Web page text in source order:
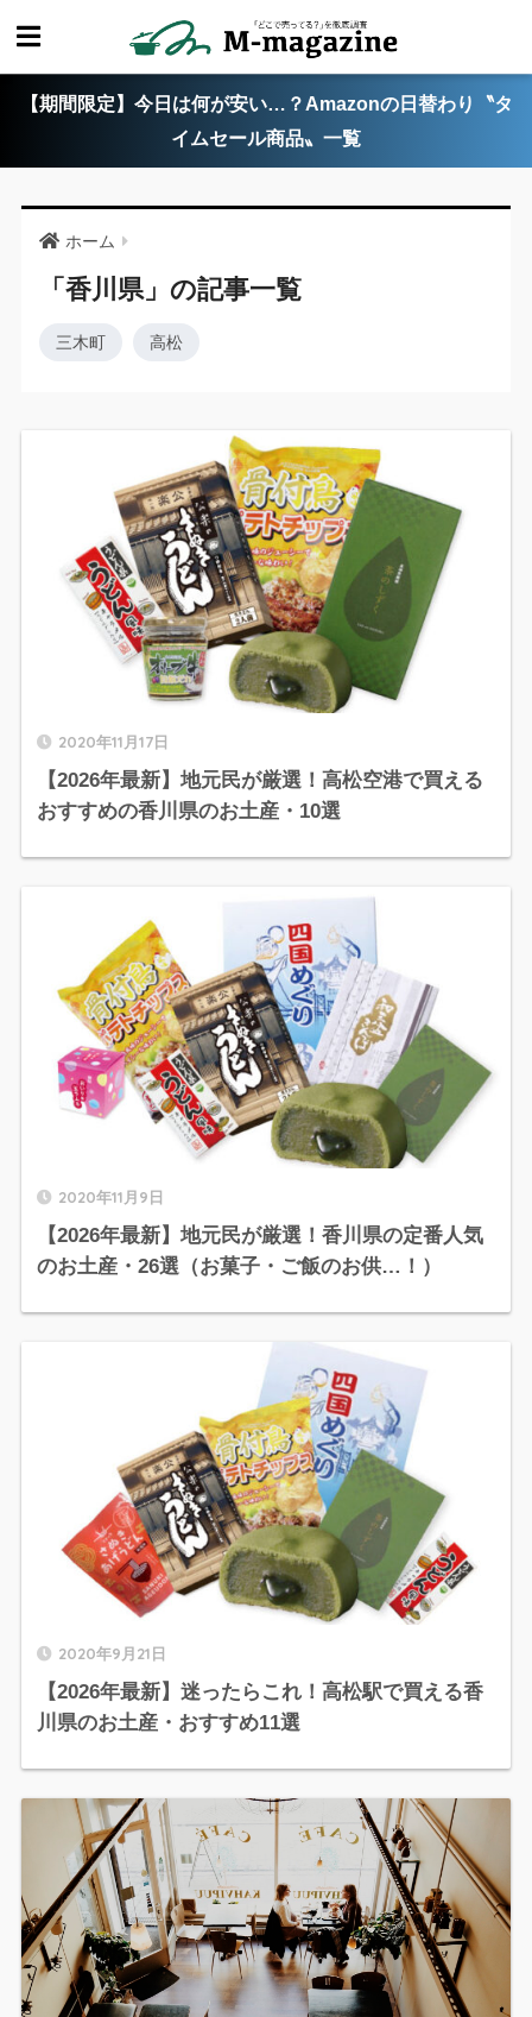
【期間限定】今日は何が安い…？Amazonの日替わり〝タ
イムセール商品〟一覧
ホーム
「香川県」の記事一覧
三木町 高松
2020年11月17日
【2026年最新】地元民が厳選！高松空港で買える
おすすめの香川県のお土産・10選
2020年11月9日
【2026年最新】地元民が厳選！香川県の定番人気
のお土産・26選（お菓子・ご飯のお供…！）
2020年9月21日
【2026年最新】迷ったらこれ！高松駅で買える香
川県のお土産・おすすめ11選